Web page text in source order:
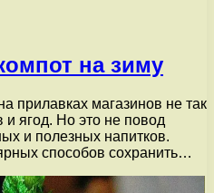
на зиму
прилавках магазинов не так
и ягод. Но это не повод
и полезных напитков.
способов сохранить…